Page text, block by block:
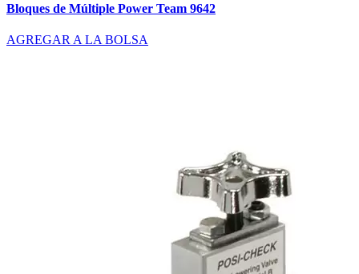
Bloques de Múltiple Power Team 9642
AGREGAR A LA BOLSA